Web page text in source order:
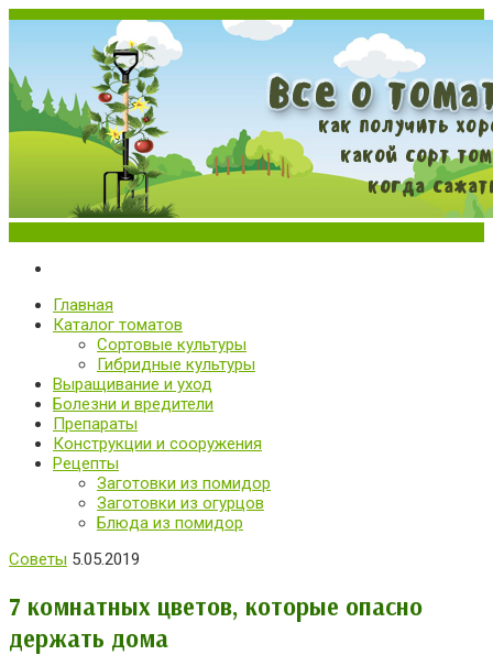
Все о томатах. Выращивание томатов. Сорта и рассада.
Выращивание и уход за томатами
Главная
Каталог томатов
Сортовые культуры
Гибридные культуры
Выращивание и уход
Болезни и вредители
Препараты
Конструкции и сооружения
Рецепты
Заготовки из помидор
Заготовки из огурцов
Блюда из помидор
Советы 5.05.2019
7 комнатных цветов, которые опасно
держать дома